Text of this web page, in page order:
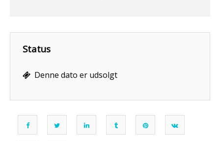
Status
Denne dato er udsolgt